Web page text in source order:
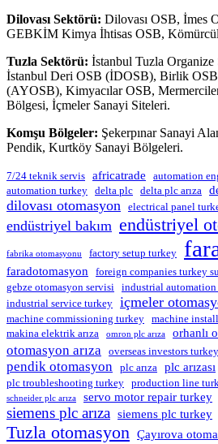
Dilovası Sektörü: Dilovası OSB, İmes
GEBKİM Kimya İhtisas OSB,
Tuzla Sektörü: İstanbul Tuzla
İstanbul Deri OSB (İDOSB), Birlik
(AYOSB), Kimyacılar OSB,
Bölgesi, İçmeler Sanayi Siteleri.
Komşu Bölgeler: Şekerpınar Sanayi
Pendik, Kurtköy Sanayi Bölgeleri.
7/24 teknik servis africatrade
automation
automation turkey delta plc delta plc arıza
dilovası otomasyon electrical panel
endüstriyel bakım endüstriyel
fabrika otomasyonu factory setup turkey
faradotomasyon foreign companies turkey
gebze otomasyon servisi industrial
industrial service turkey içmeler
machine commissioning turkey machine
makina elektrik arıza
omron plc arıza orhanlı
otomasyon arıza overseas investors turkey
pendik otomasyon plc arıza plc arızası
plc troubleshooting turkey production line
schneider plc arıza servo motor repair turkey
siemens plc arıza siemens plc turkey
Tuzla otomasyon Çayırova